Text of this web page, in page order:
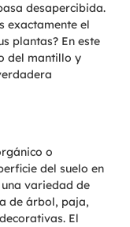
desapercibida.
exactamente el
plantas? En este
del mantillo y
o
del suelo en
variedad de
de árbol, paja,
El